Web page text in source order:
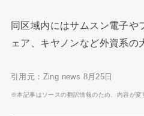
同区域内にはサムスン電子や
ェア、キヤノンなど外資系の
引用元：Zing news 8月25日
※本記事はソースの翻訳情報のため、内容が変